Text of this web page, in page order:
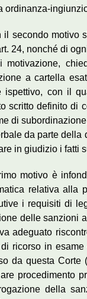
ordinanza-
il secondo motivo
24, nonché di
motivazione,
a cartella
ispettivo, con il
scritto definito di
di
da parte della
in giudizio i fatti
motivo è
relativa alla
i requisiti di
delle sanzioni
adeguato
ricorso in
da questa Corte
procedimento
della